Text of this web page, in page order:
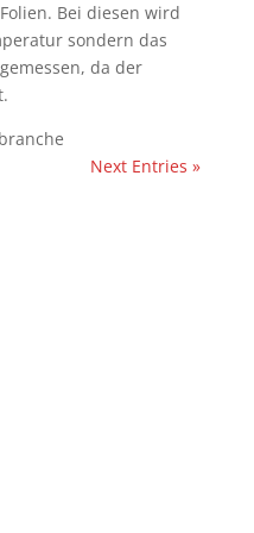
Bei diesen wird
sondern das
da der
Next Entries »